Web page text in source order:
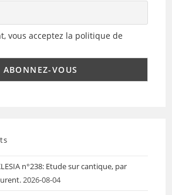
vous acceptez la politique de
n°238: Etude sur cantique, par
2026-08-04